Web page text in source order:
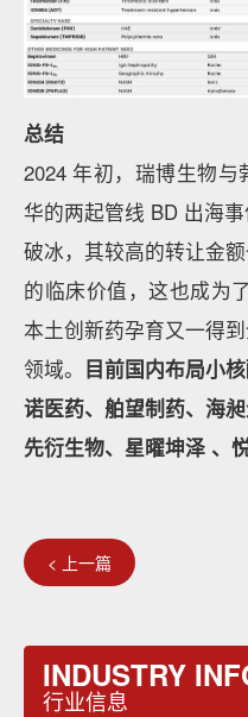
总结
2024 年初，瑞博生物
华的两起管线 BD 出海
破冰，其较高的转让金
的临床价值，这也成为
本土创新药孕育又一得
领域。 目前国内布局小
诺医药、舶望制药、海
先衍生物、星曜坤泽 、
< 上一篇
INDUSTRY
行业信息